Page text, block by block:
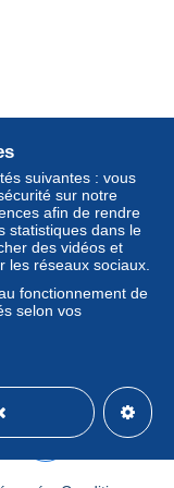
suivantes : vous
sur notre
afin de rendre
statistiques dans le
des vidéos et
réseaux sociaux.
fonctionnement de
selon vos